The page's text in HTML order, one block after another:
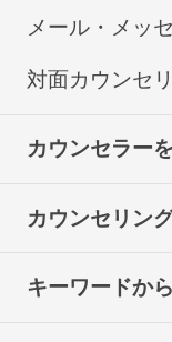
メール・メッ
対面カウンセ
カウンセラー
カウンセリン
キーワードか